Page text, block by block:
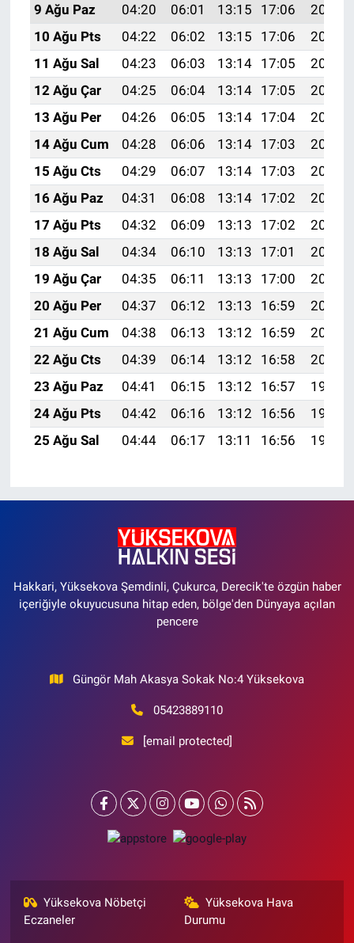
9 Ağu Paz
04:20 06:01 13:15 17:06
20:19
10 Ağu Pts
04:22 06:02 13:15 17:06
20:18
11 Ağu Sal
04:23 06:03 13:14 17:05
20:16
12 Ağu Çar
04:25 06:04 13:14 17:05
20:15
13 Ağu Per
04:26 06:05 13:14 17:04
20:14
14 Ağu Cum
04:28 06:06 13:14 17:03
20:12
15 Ağu Cts
04:29 06:07 13:14 17:03
20:11
16 Ağu Paz
04:31 06:08 13:14 17:02
20:10
17 Ağu Pts
04:32 06:09 13:13 17:02
20:08
18 Ağu Sal
04:34 06:10 13:13 17:01
20:07
19 Ağu Çar
04:35 06:11 13:13 17:00
20:05
20 Ağu Per
04:37 06:12 13:13 16:59
20:04
21 Ağu Cum
04:38 06:13 13:12 16:59
20:02
22 Ağu Cts
04:39 06:14 13:12 16:58
20:01
23 Ağu Paz
04:41 06:15 13:12 16:57
19:59
24 Ağu Pts
04:42 06:16 13:12 16:56
19:58
25 Ağu Sal
04:44 06:17 13:11 16:56 19:56
Hakkari, Yüksekova Şemdinli, Çukurca, Derecik'te özgün haber
içeriğiyle okuyucusuna hitap eden, bölge'den Dünyaya açılan
pencere
Güngör Mah Akasya Sokak No:4 Yüksekova
05423889110
[email protected]
Yüksekova Nöbetçi
Eczaneler
Yüksekova Hava
Durumu